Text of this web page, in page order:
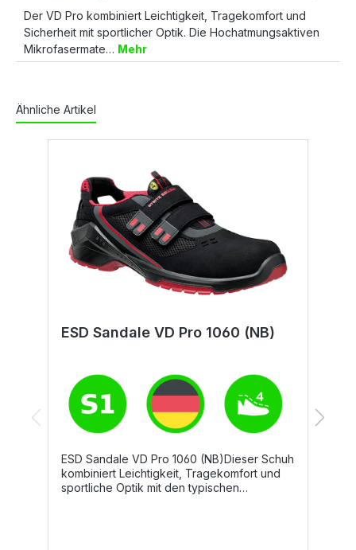
Der VD Pro kombiniert Leichtigkeit, Tragekomfort und
Sicherheit mit sportlicher Optik. Die Hochatmungsaktiven
Mikrofasermate… Mehr
Ähnliche Artikel
ESD Sandale VD Pro 1060 (NB)
ESD Sandale VD Pro 1060 (NB)Dieser Schuh
kombiniert Leichtigkeit, Tragekomfort und
sportliche Optik mit den typischen